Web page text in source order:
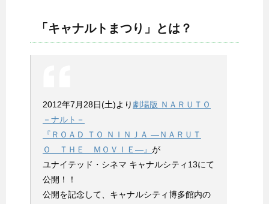
「キャナルトまつり」とは？
2012年7月28日(土)より 劇場版 ＮＡＲＵＴＯ
－ナルト－
『ＲＯＡＤ ＴＯ ＮＩＮＪＡ —ＮＡＲＵＴ
Ｏ ＴＨＥ ＭＯＶＩＥ—』 が
ユナイテッド・シネマ キャナルシティ13にて
公開！！
公開を記念して、キャナルシティ博多館内の